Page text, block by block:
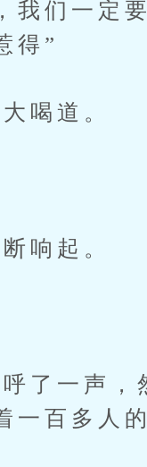
们一定要
得”
喝道。
响起。
一声，
一百多人